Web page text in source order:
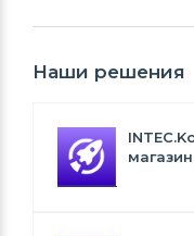
Наши решения